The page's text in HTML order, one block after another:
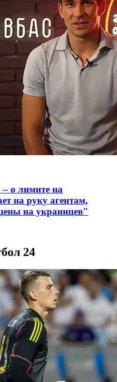
– о лимите на
на руку агентам,
на украинцев"
24